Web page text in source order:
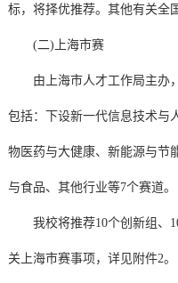
标，将择优推荐。其他有关全
(二)上海市赛
由上海市人才工作局主办
包括：下设新一代信息技术与
物医药与大健康、新能源与节
与食品、其他行业等7个赛道。
我校将推荐10个创新组、
关上海市赛事项，详见附件2。